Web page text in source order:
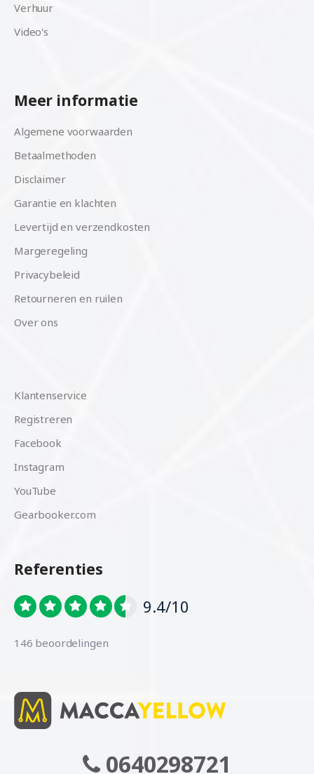
Verhuur
Video's
Meer informatie
Algemene voorwaarden
Betaalmethoden
Disclaimer
Garantie en klachten
Levertijd en verzendkosten
Margeregeling
Privacybeleid
Retourneren en ruilen
Over ons
Klantenservice
Registreren
Facebook
Instagram
YouTube
Gearbooker.com
Referenties
9.4/10
146 beoordelingen
0640298721